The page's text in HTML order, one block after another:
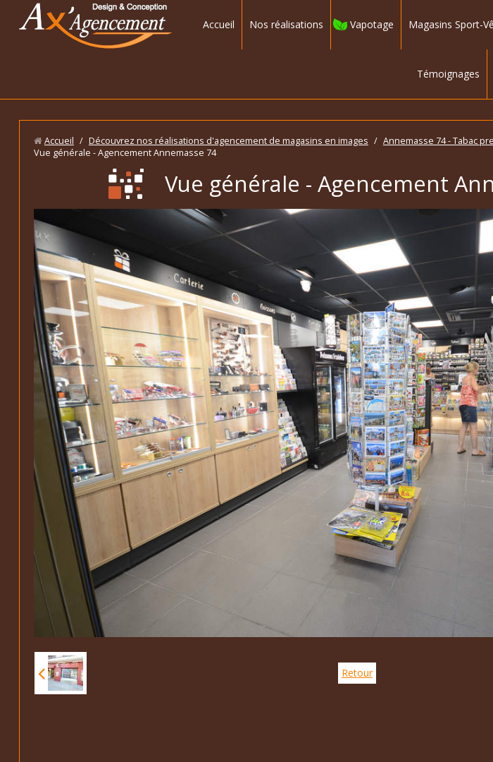
Accueil Nos réalisations Vapotage Magasins Sport-
Témoignages
Accueil / Découvrez nos réalisations d'agencement de magasins en images / Annemasse 74 - Tabac
Vue générale - Agencement Annemasse 74
Vue générale - Agencement
Retour